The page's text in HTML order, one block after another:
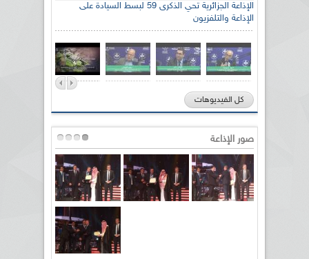
الإذاعة الجزائرية تحي الذكرى 59 لبسط السيادة على
الإذاعة والتلفزيون
كل الفيديوهات
صور الإذاعة